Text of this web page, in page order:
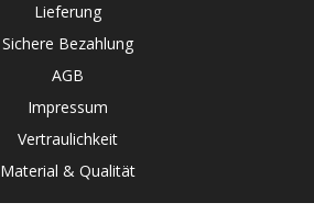
Lieferung
Sichere Bezahlung
AGB
Impressum
Vertraulichkeit
Material & Qualität